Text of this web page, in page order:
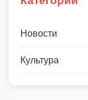
Новости
Культура